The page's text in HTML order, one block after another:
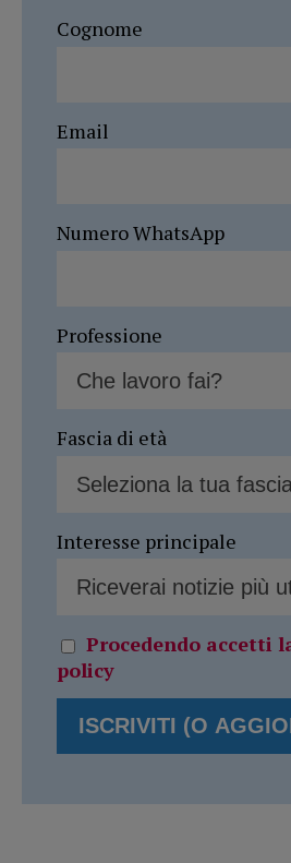
Cognome
Email
Numero WhatsApp
Professione
Fascia di età
Interesse principale
Procedendo accetti
policy